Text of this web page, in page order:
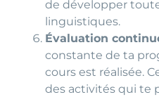
de développer
linguistiques.
Évaluation
constante de ta
cours est réalisée.
des activités qui te